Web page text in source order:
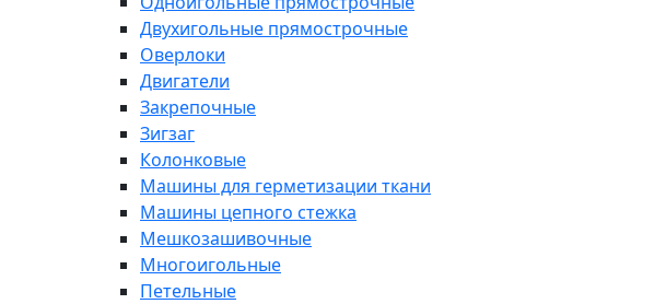
Двухигольные прямострочные
Оверлоки
Двигатели
Закрепочные
Зигзаг
Колонковые
Машины для герметизации ткани
Машины цепного стежка
Мешкозашивочные
Многоигольные
Петельные